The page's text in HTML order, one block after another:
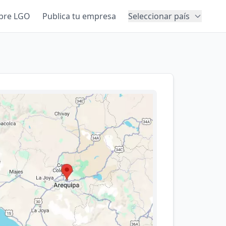
LGO Publica tu empresa Seleccionar país